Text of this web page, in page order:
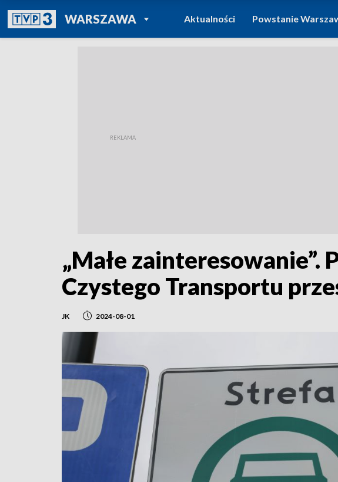
WARSZAWAPOWRÓT DO
TVP REGIONY
Aktualności Powstanie
„Małe
Czystego Transportu
JK 2024-08-01